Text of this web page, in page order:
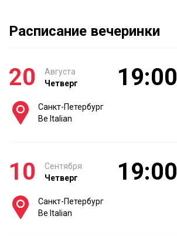
Расписание вечеринки
20
Августа
Четверг
19:00
Санкт-Петербург
Be Italian
10
Сентября
Четверг
19:00
Санкт-Петербург
Be Italian